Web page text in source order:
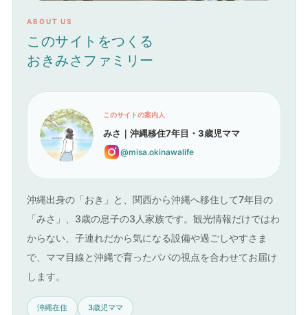
ABOUT US
このサイトをつくる
おきみさファミリー
このサイトの案内人
みさ｜沖縄移住7年目・3歳児ママ
@misa.okinawalife
沖縄出身の「おき」と、関西から沖縄へ移住して7年目の
「みさ」、3歳の息子の3人家族です。観光情報だけではわ
からない、子連れだから気になる設備や過ごしやすさま
で、ママ目線と沖縄で育ったパパの視点を合わせてお届け
します。
沖縄在住 3歳児ママ